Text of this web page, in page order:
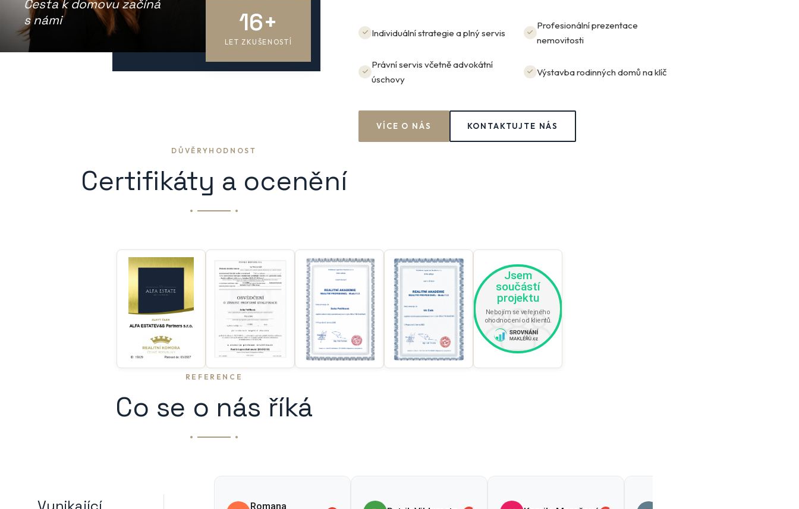
Cesta k domovu začíná
s námi
16+
LET ZKUŠENOSTÍ
Individuální strategie a plný servis
Profesionální prezentace
nemovitosti
Právní servis včetně advokátní
úschovy
Výstavba rodinných domů na klíč
VÍCE O NÁS KONTAKTUJTE NÁS
DŮVĚRYHODNOST
Certifikáty a ocenění
REFERENCE
Co se o nás říká
Romana